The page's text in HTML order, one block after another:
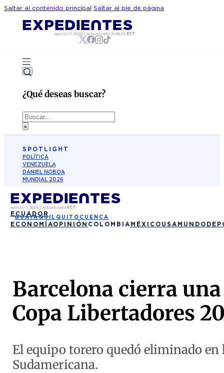
Saltar al contenido principal Saltar al pie de página
agosto 7, 2026 |Actualizado21:28:25 ECT
¿Qué deseas buscar?
Buscar
×
SPOTLIGHT
POLÍTICA
VENEZUELA
DANIEL NOBOA
MUNDIAL 2026
agosto 7, 2026| Actualizado ECT
ECUADOR
GUAYAQUIL QUITO CUENCA
ECONOMÍAOPINIÓN COLOMBIA MÉXICO USA MUNDO
Barcelona cierra
Copa Libertadores
El equipo torero quedó eliminado
Sudamericana.